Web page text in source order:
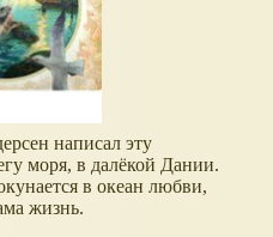
написал эту
моря, в далёкой Дании.
в океан любви,
жизнь.